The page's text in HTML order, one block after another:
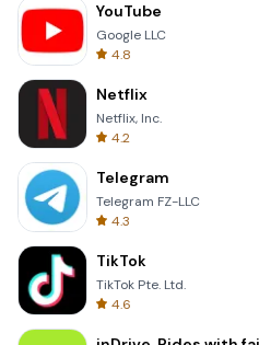
YouTube
Google LLC
4.8
Netflix
Netflix, Inc.
4.2
Telegram
Telegram FZ-LLC
4.3
TikTok
TikTok Pte. Ltd.
4.6